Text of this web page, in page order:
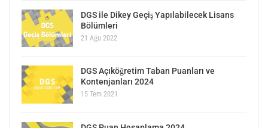
DGS ile Dikey Geçiş Yapılabilecek Lisans
Bölümleri
21 Ağu 2022
DGS Açıköğretim Taban Puanları ve
Kontenjanları 2024
15 Tem 2021